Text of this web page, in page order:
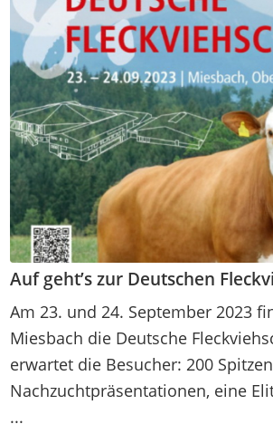
Auf geht’s zur Deutschen
Am 23. und 24. September 2023
Miesbach die Deutsche
erwartet die Besucher: 200
Nachzuchtpräsentationen, eine
...